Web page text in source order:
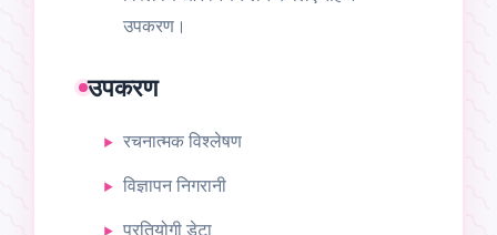
उपकरण।
उपकरण
रचनात्मक विश्लेषण
विज्ञापन निगरानी
प्रतियोगी डेटा